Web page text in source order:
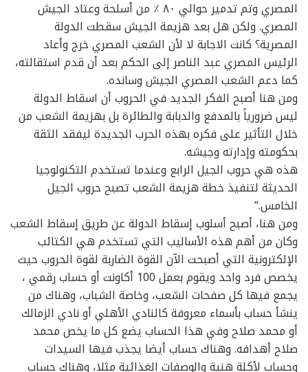
المصري وتم تدمير حوالي ٨٠ ٪ من أسلحة وعتاد الجيش
المصري. ولكن هل بعد هزيمة الجيش سقطت الدولة
المصرية؟ كانت الاجابة لا لأن الشعب المصري خرج وأعاد
الرئيس المصري عبد الناصر إلى الحكم بعد أن قدم استقالته،
كما دعم الشعب المصري الجيش وسانده.
ومن هنا أصبح الفكر الجديد في الحروب أن اسقاط الدولة
ليس ضرورياً بالمدفع والدبابة والطائرة بل بهزيمة الشعب من
خلال التأثير على فكره بهذه الحرب الجديدة ليفقد الثقة
بحكومته وإدارته وجيشه.
هذه هي حروب الجيل الرابع وعندما تستخدم التكنولوجيا
الحديثة لتنفيذ خطة هزيمة الشعب تصبح حروب الجيل
الخامس.”
ومن هنا، أصبح أسلوب إسقاط الدولة عن طريق إسقاط الشعب
وكان من أهم هذه الأساليب التي تستخدم هي الكتائب
الإلكترونية التي أصبحت الآن القوة الضاربة لقوة الحروب حيث
يخصص فرد واحد ويقوم بعمل 100 أكاونت أو حساب رقمي ،
يجمع فيها كل صفحات الشعب، وخاصة الشباب، وهناك من
ينشأ حساب بأسماء معروفة كالنادي الأهلي أو نادي الزمالك
أو محمد صلاح وفي هذا الحساب يضع كل ما يخص محمد
صلاح أهدافه. وهناك حساب أيضا يجذب فيها السيدات
وحساب لأكلة هنية والوصفات الغذائية مثلا، وهناك حساب